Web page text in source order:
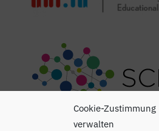
Cookie-Zustimmung
verwalten